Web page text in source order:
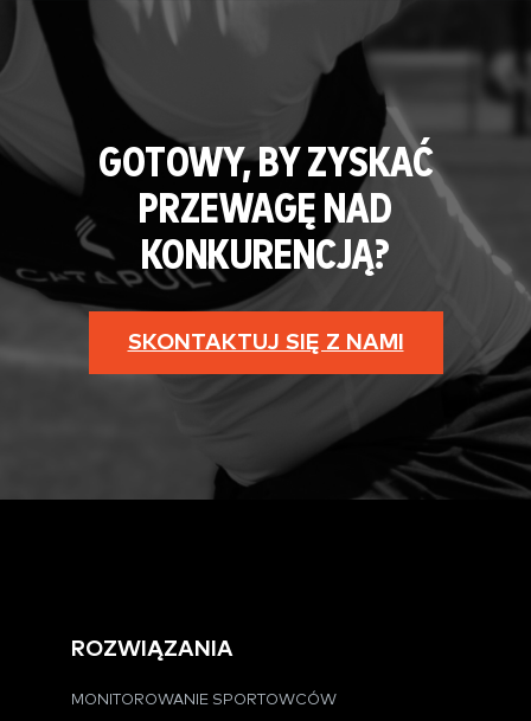
GOTOWY, BY ZYSKAĆ
PRZEWAGĘ NAD
KONKURENCJĄ?
SKONTAKTUJ SIĘ Z NAMI
ROZWIĄZANIA
MONITOROWANIE SPORTOWCÓW